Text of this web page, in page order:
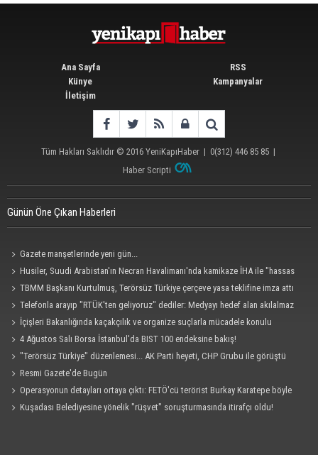
Ana Sayfa
Künye
İletişim
RSS
Kampanyalar
Tüm Hakları Saklıdır © 2016 YeniKapıHaber| 0(312) 446 85 85|
Haber Scripti
Günün Öne Çıkan Haberleri
Gazete manşetlerinde yeni gün...
Husiler, Suudi Arabistan'ın Necran Havalimanı'nda kamikaze İHA ile "hassas
bir hedefi" vurduklarını açıkladı
TBMM Başkanı Kurtulmuş, Terörsüz Türkiye çerçeve yasa teklifine imza attı
Telefonla arayıp "RTÜK'ten geliyoruz" dediler: Medyayı hedef alan akılalmaz
tuzak ifşa oldu
İçişleri Bakanlığında kaçakçılık ve organize suçlarla mücadele konulu
güvenlik toplantısı yapıldı
4 Ağustos Salı Borsa İstanbul'da BIST 100 endeksine bakış!
"Terörsüz Türkiye" düzenlemesi... AK Parti heyeti, CHP Grubu ile görüştü
Resmi Gazete'de Bugün
Operasyonun detayları ortaya çıktı: FETÖ'cü terörist Burkay Karatepe böyle
yakalandı!
Kuşadası Belediyesine yönelik "rüşvet" soruşturmasında itirafçı oldu!